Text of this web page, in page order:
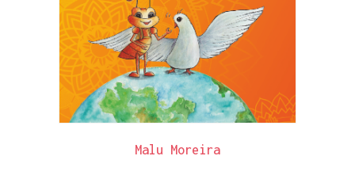
Malu Moreira